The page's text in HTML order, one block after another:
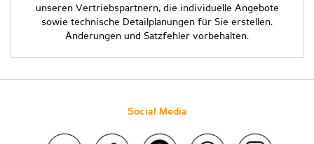
unseren Vertriebspartnern, die individuelle Angebote
sowie technische Detailplanungen für Sie erstellen.
Änderungen und Satzfehler vorbehalten.
Social Media